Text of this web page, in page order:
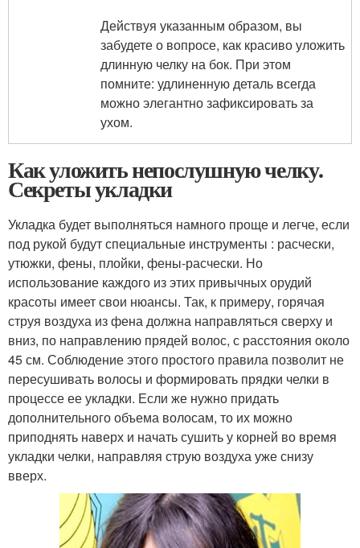
Действуя указанным образом, вы
забудете о вопросе, как красиво уложить
длинную челку на бок. При этом
помните: удлиненную деталь всегда
можно элегантно зафиксировать за
ухом.
Как уложить непослушную челку.
Секреты укладки
Укладка будет выполняться намного проще и легче, если
под рукой будут специальные инструменты : расчески,
утюжки, фены, плойки, фены-расчески. Но
использование каждого из этих привычных орудий
красоты имеет свои нюансы. Так, к примеру, горячая
струя воздуха из фена должна направляться сверху и
вниз, по направлению прядей волос, с расстояния около
45 см. Соблюдение этого простого правила позволит не
пересушивать волосы и формировать прядки челки в
процессе ее укладки. Если же нужно придать
дополнительного объема волосам, то их можно
приподнять наверх и начать сушить у корней во время
укладки челки, направляя струю воздуха уже снизу
вверх.